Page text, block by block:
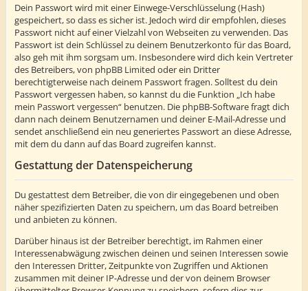
Dein Passwort wird mit einer Einwege-Verschlüsselung (Hash)
gespeichert, so dass es sicher ist. Jedoch wird dir empfohlen, dieses
Passwort nicht auf einer Vielzahl von Webseiten zu verwenden. Das
Passwort ist dein Schlüssel zu deinem Benutzerkonto für das Board,
also geh mit ihm sorgsam um. Insbesondere wird dich kein Vertreter
des Betreibers, von phpBB Limited oder ein Dritter
berechtigterweise nach deinem Passwort fragen. Solltest du dein
Passwort vergessen haben, so kannst du die Funktion „Ich habe
mein Passwort vergessen“ benutzen. Die phpBB-Software fragt dich
dann nach deinem Benutzernamen und deiner E-Mail-Adresse und
sendet anschließend ein neu generiertes Passwort an diese Adresse,
mit dem du dann auf das Board zugreifen kannst.
Gestattung der Datenspeicherung
Du gestattest dem Betreiber, die von dir eingegebenen und oben
näher spezifizierten Daten zu speichern, um das Board betreiben
und anbieten zu können.
Darüber hinaus ist der Betreiber berechtigt, im Rahmen einer
Interessenabwägung zwischen deinen und seinen Interessen sowie
den Interessen Dritter, Zeitpunkte von Zugriffen und Aktionen
zusammen mit deiner IP-Adresse und der von deinem Browser